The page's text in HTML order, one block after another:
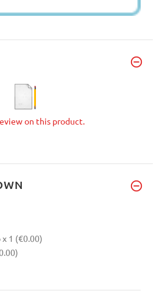
on this product.
x 1 (€0.00)